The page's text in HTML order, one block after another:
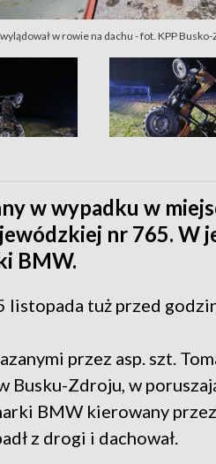
w rowie na dachu - fot. KPP
w wypadku w
nr 765. W
BMW.
listopada tuż przed
przez asp. szt.
Busku-Zdroju, w
BMW kierowany
z drogi i dachował.